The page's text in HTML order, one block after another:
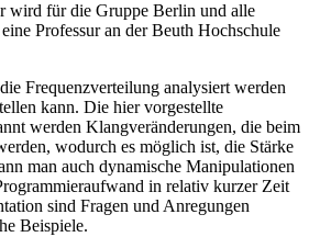
wird für die Gruppe Berlin und alle
Professur an der Beuth Hochschule
Frequenzverteilung analysiert werden
kann. Die hier vorgestellte
werden Klangveränderungen, die beim
wodurch es möglich ist, die Stärke
man auch dynamische Manipulationen
in relativ kurzer Zeit
sind Fragen und Anregungen
Beispiele.